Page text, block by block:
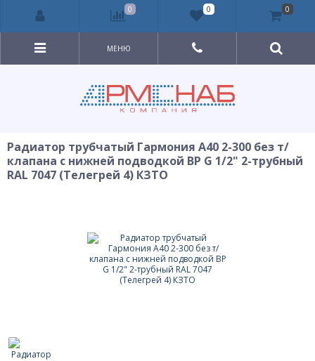
МЕНЮ
Радиатор трубчатый Гармония А40 2-300 без т/
клапана с нижней подводкой ВР G 1/2" 2-трубный
RAL 7047 (Телегрей 4) КЗТО
0 0 0